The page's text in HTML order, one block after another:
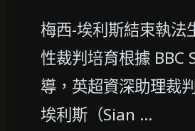
梅西-埃利斯結束執法
性裁判培育根據 BBC
導，英超資深助理裁
埃利斯（Sian …